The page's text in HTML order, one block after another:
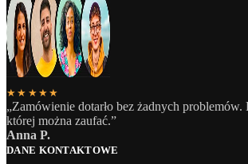
★★★★★
„Zamówienie dotarło bez żadnych problemów.
której można zaufać.”
Anna P.
DANE KONTAKTOWE